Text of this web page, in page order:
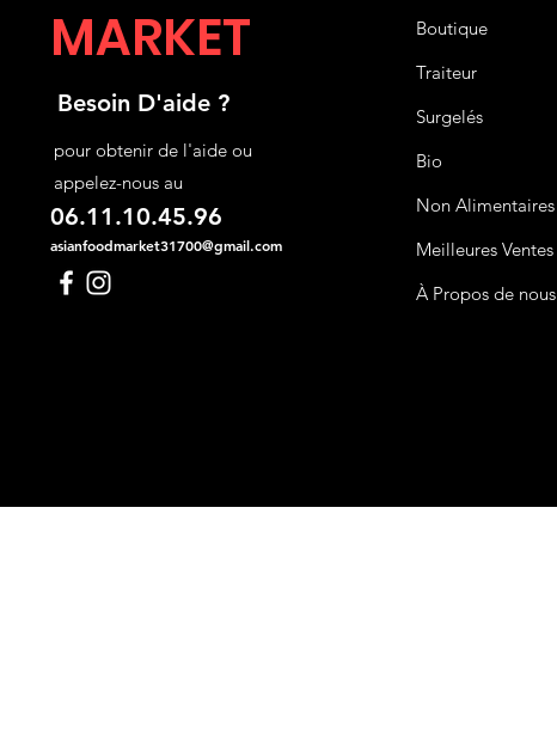
MARKET
Besoin D'aide ?
pour obtenir de l'aide ou
appelez-nous au
06.11.10.45.96
asianfoodmarket31700@gmail.com
Boutique
Traiteur
Surgelés
Bio
Non Alimentaires
Meilleures Ventes
À Propos de nous